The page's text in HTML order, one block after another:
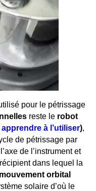
pour le pétrissage
reste le robot
à l’utiliser),
de pétrissage par
de l’instrument et
dans lequel la
mouvement orbital
solaire d’où le